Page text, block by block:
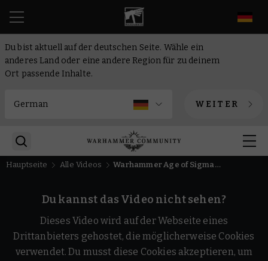
Du bist aktuell auf der deutschen Seite. Wähle ein
anderes Land oder eine andere Region für zu deinem
Ort passende Inhalte.
WEITER
Hauptseite Alle Videos Warhammer Age of Sigmar – Cinematischer Trailer zur neuen Edition
Du kannst das Video nicht sehen?
Dieses Video wird auf der Webseite eines
Drittanbieters gehostet, die möglicherweise Cookies
verwendet. Du musst diese Cookies akzeptieren, um